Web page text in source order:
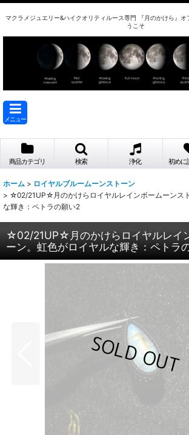
マクラメジュエリー&ハイクオリティルース専門 『月のかけら』オ
うこそ
メニュー
商品カテゴリ 検索 浄化 初めに
ホーム > ロイヤルブルームーンストーン
> ☆02/21UP☆月のかけらロイヤルレインボームーンス
な輝き：ペトラの願い2
☆02/21UP☆月のかけらロイヤルレイ
ーン。虹色がロイヤルな輝き：ペトラ